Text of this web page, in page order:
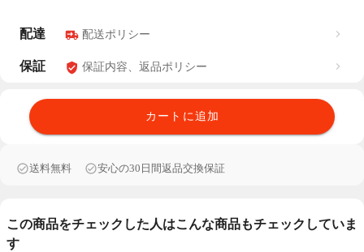
配達 配送ポリシー
保証 保証内容、返品ポリシー
カートに追加
送料無料 安心の30日間返品交換保証
この商品をチェックした人はこんな商品もチェックしていま
す